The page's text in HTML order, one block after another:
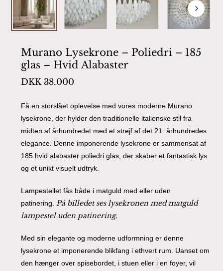
Murano Lysekrone – Poliedri – 185
glas – Hvid Alabaster
DKK38.000
Få en storslået oplevelse med vores moderne Murano
lysekrone, der hylder den traditionelle italienske stil fra
midten af århundredet med et strejf af det 21. århundredes
elegance. Denne imponerende lysekrone er sammensat af
185 hvid alabaster poliedri glas, der skaber et fantastisk lys
og et unikt visuelt udtryk.
Lampestellet fås både i matguld med eller uden
patinering. På billedet ses lysekronen med matguld
lampestel uden patinering.
Med sin elegante og moderne udformning er denne
lysekrone et imponerende blikfang i ethvert rum. Uanset om
den hænger over spisebordet, i stuen eller i en foyer, vil